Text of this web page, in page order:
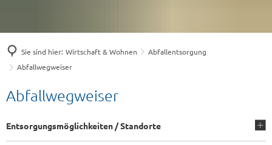
Sie sind hier: Wirtschaft & Wohnen
Abfallentsorgung
Abfallwegweiser
Abfallwegweiser
Abfallwegweiser
Entsorgungsmöglichkeiten / Standorte